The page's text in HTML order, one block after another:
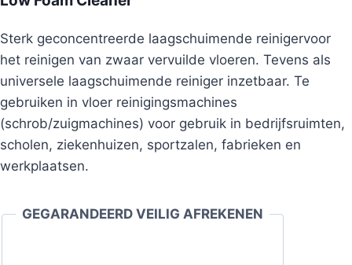
Sterk geconcentreerde laagschuimende reinigervoor
het reinigen van zwaar vervuilde vloeren. Tevens als
universele laagschuimende reiniger inzetbaar. Te
gebruiken in vloer reinigingsmachines
(schrob/zuigmachines) voor gebruik in bedrijfsruimten,
scholen, ziekenhuizen, sportzalen, fabrieken en
werkplaatsen.
GEGARANDEERD VEILIG AFREKENEN